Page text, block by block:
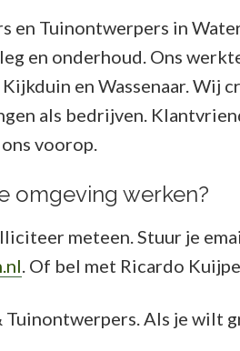
en Tuinontwerpers in
en onderhoud. Ons
en Wassenaar. Wij
als bedrijven.
voorop.
omgeving werken?
meteen. Stuur je
. Of bel met Ricardo
Als je wilt